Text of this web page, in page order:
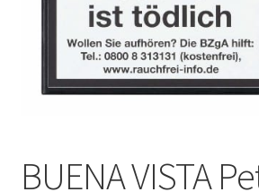
BUENA VISTA